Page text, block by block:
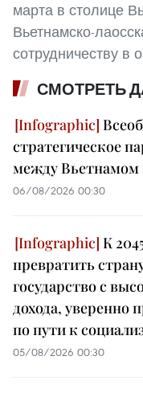
марта в столице
Вьетнамско-
сотрудничеству в
СМОТРЕТЬ
стратегическое
между Вьетнамом
06/08/2026 00:30
К
превратить
государство с
дохода, уверенно
по пути к
05/08/2026 00:30